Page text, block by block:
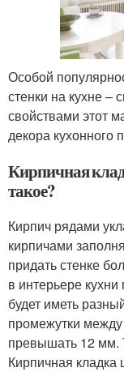
Особой
стенки на кухне
свойствами этот
декора кухонного
Кирпичная
такое?
Кирпич рядами
кирпичами
придать стенке
в интерьере
будет иметь
промежутки
превышать 12 мм.
Кирпичная кладка